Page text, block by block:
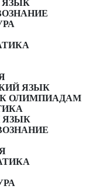
ЯЗЫК
ЯЗЫК
ОЛИМПИАДАМ
ЯЗЫК